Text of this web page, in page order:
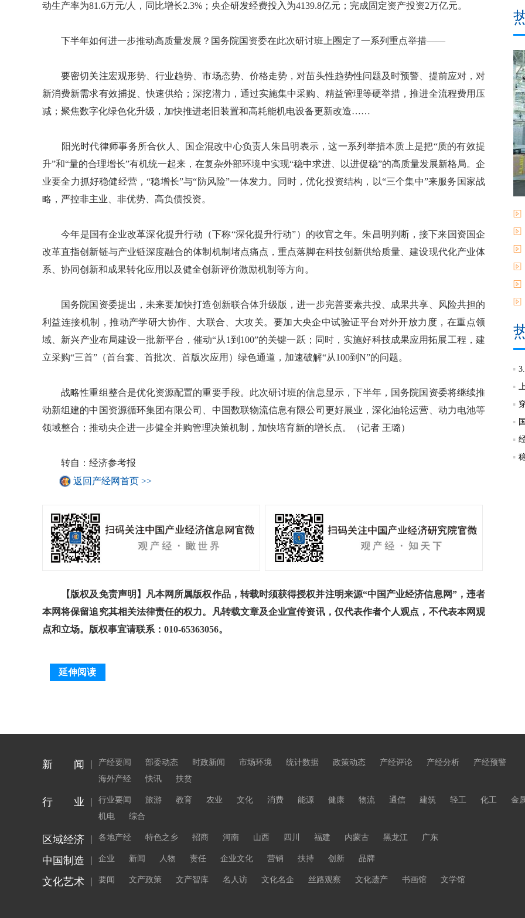
动生产率为81.6万元/人，同比增长2.3%；央企研发经费投入为4139.8亿元；完成固定资产投资2万亿元。
下半年如何进一步推动高质量发展？国务院国资委在此次研讨班上圈定了一系列重点举措——
要密切关注宏观形势、行业趋势、市场态势、价格走势，对苗头性趋势性问题及时预警、提前应对，对
新消费新需求有效捕捉、快速供给；深挖潜力，通过实施集中采购、精益管理等硬举措，推进全流程费用压
减；聚焦数字化绿色化升级，加快推进老旧装置和高耗能机电设备更新改造……
阳光时代律师事务所合伙人、国企混改中心负责人朱昌明表示，这一系列举措本质上是把“质的有效提
升”和“量的合理增长”有机统一起来，在复杂外部环境中实现“稳中求进、以进促稳”的高质量发展新格局。企
业要全力抓好稳健经营，“稳增长”与“防风险”一体发力。同时，优化投资结构，以“三个集中”来服务国家战
略，严控非主业、非优势、高负债投资。
今年是国有企业改革深化提升行动（下称“深化提升行动”）的收官之年。朱昌明判断，接下来国资国企
改革直指创新链与产业链深度融合的体制机制堵点痛点，重点落脚在科技创新供给质量、建设现代化产业体
系、协同创新和成果转化应用以及健全创新评价激励机制等方向。
国务院国资委提出，未来要加快打造创新联合体升级版，进一步完善要素共投、成果共享、风险共担的
利益连接机制，推动产学研大协作、大联合、大攻关。要加大央企中试验证平台对外开放力度，在重点领
域、新兴产业布局建设一批新平台，催动“从1到100”的关键一跃；同时，实施好科技成果应用拓展工程，建
立采购“三首”（首台套、首批次、首版次应用）绿色通道，加速破解“从100到N”的问题。
战略性重组整合是优化资源配置的重要手段。此次研讨班的信息显示，下半年，国务院国资委将继续推
动新组建的中国资源循环集团有限公司、中国数联物流信息有限公司更好展业，深化油轮运营、动力电池等
领域整合；推动央企进一步健全并购管理决策机制，加快培育新的增长点。（记者 王璐）
转自：经济参考报
返回产经网首页 >>
【版权及免责声明】凡本网所属版权作品，转载时须获得授权并注明来源“中国产业经济信息网”，违者
本网将保留追究其相关法律责任的权力。凡转载文章及企业宣传资讯，仅代表作者个人观点，不代表本网观
点和立场。版权事宜请联系：010-65363056。
延伸阅读
新 闻 产经要闻 部委动态 时政新闻 市场环境 统计数据 政策动态 产经评论 产经分析
产经预警
海外产经
快讯 扶贫
行 业 行业要闻 旅游 教育 农业 文化 消费 能源 健康 物流 通信 建筑 轻工 化工
金
机电
综合
区域经济 各地产经 特色之乡 招商 河南 山西 四川 福建 内蒙古 黑龙江 广东
中国制造 企业 新闻 人物 责任 企业文化 营销 扶持 创新 品牌
文化艺术 要闻 文产政策 文产智库 名人访 文化名企 丝路观察 文化遗产 书画馆 文学馆